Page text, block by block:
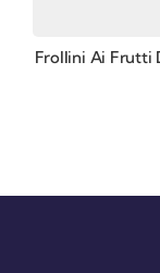
Frollini Ai Frutti